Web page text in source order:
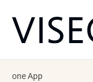
one App